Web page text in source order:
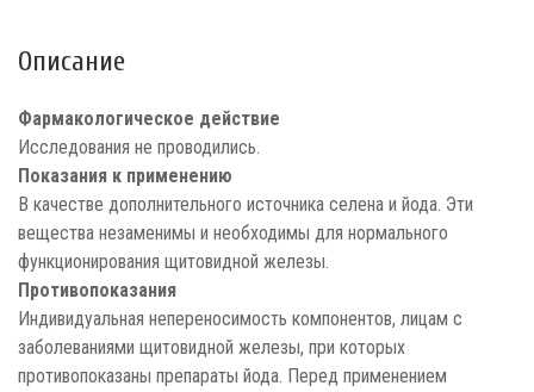
Описание
Фармакологическое действие
Исследования не проводились.
Показания к применению
В качестве дополнительного источника селена и йода. Эти
вещества незаменимы и необходимы для нормального
функционирования щитовидной железы.
Противопоказания
Индивидуальная непереносимость компонентов, лицам с
заболеваниями щитовидной железы, при которых
противопоказаны препараты йода. Перед применением